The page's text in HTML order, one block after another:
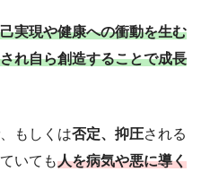
実現や健康への衝動を生む
れ自ら創造することで成長
、もしくは否定、抑圧される
いても人を病気や悪に導く